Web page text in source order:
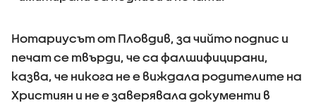
Нотариусът от Пловдив, за чийто подпис и
печат се твърди, че са фалшифицирани,
казва, че никога не е виждала родителите на
Християн и не е заверявала документи в